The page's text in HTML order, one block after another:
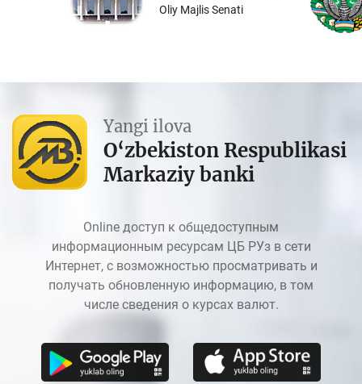
Oliy Majlis Senati
Yangi ilova
O‘zbekiston Respublikasi
Markaziy banki
Online доступ к общедоступным
информационным ресурсам ЦБ РУз в сети
Интернет, с возможностью просматривать и
получать обновленную информацию, в том
числе сведения о курсах валют.